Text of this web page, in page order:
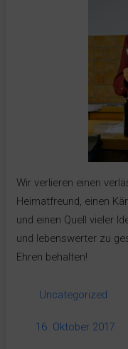
Wir verlieren einen
Heimatfreund, einen
und einen Quell vieler
und lebenswerter zu
Ehren behalten!
Uncategorized
16. Oktober 2017